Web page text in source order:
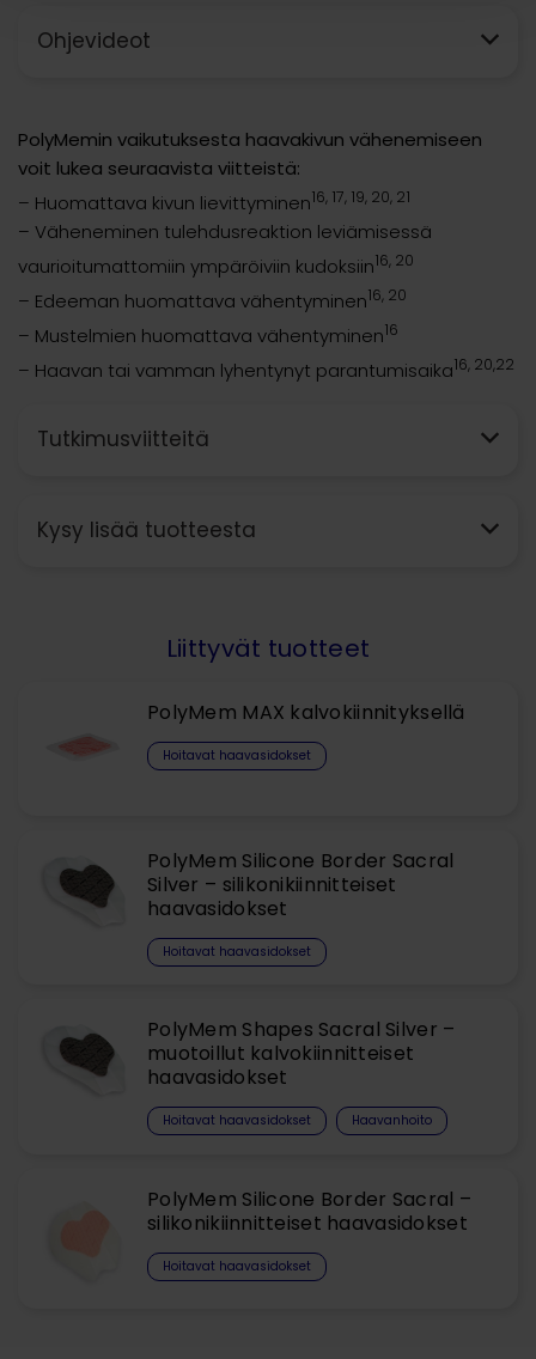
Ohjevideot
PolyMemin vaikutuksesta haavakivun vähenemiseen
voit lukea seuraavista viitteistä:
– Huomattava kivun lievittyminen16, 17, 19, 20, 21
– Väheneminen tulehdusreaktion leviämisessä
vaurioitumattomiin ympäröiviin kudoksiin16, 20
– Edeeman huomattava vähentyminen16, 20
– Mustelmien huomattava vähentyminen16
– Haavan tai vamman lyhentynyt parantumisaika16, 20,22
Tutkimusviitteitä
Kysy lisää tuotteesta
Liittyvät tuotteet
PolyMem MAX kalvokiinnityksellä
Hoitavat haavasidokset​
PolyMem Silicone Border Sacral
Silver – silikonikiinnitteiset
haavasidokset
Hoitavat haavasidokset​
PolyMem Shapes Sacral Silver –
muotoillut kalvokiinnitteiset
haavasidokset
Hoitavat haavasidokset​ Haavanhoito
PolyMem Silicone Border Sacral –
silikonikiinnitteiset haavasidokset
Hoitavat haavasidokset​